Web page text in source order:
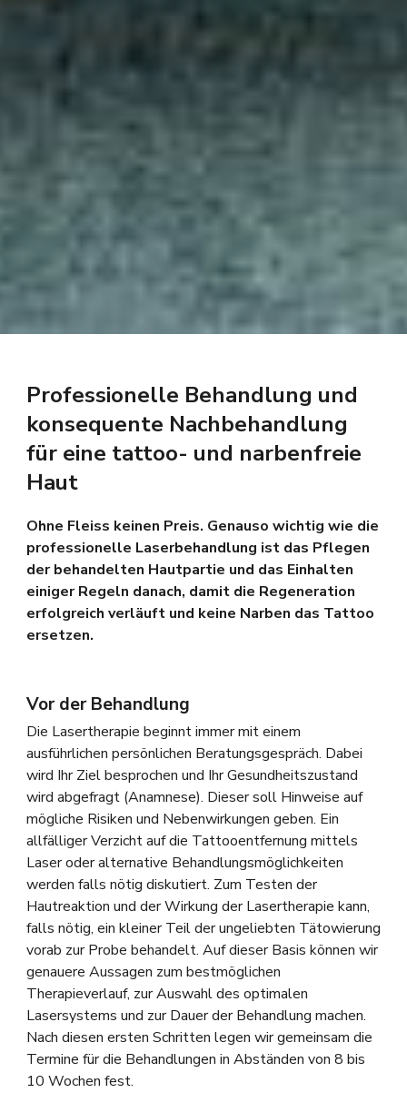
Professionelle Behandlung und
konsequente Nachbehandlung
für eine tattoo- und narbenfreie
Haut
Ohne Fleiss keinen Preis. Genauso wichtig wie die
professionelle Laserbehandlung ist das Pflegen
der behandelten Hautpartie und das Einhalten
einiger Regeln danach, damit die Regeneration
erfolgreich verläuft und keine Narben das Tattoo
ersetzen.
Vor der Behandlung
Die Lasertherapie beginnt immer mit einem
ausführlichen persönlichen Beratungsgespräch. Dabei
wird Ihr Ziel besprochen und Ihr Gesundheitszustand
wird abgefragt (Anamnese). Dieser soll Hinweise auf
mögliche Risiken und Nebenwirkungen geben. Ein
allfälliger Verzicht auf die Tattooentfernung mittels
Laser oder alternative Behandlungsmöglichkeiten
werden falls nötig diskutiert. Zum Testen der
Hautreaktion und der Wirkung der Lasertherapie kann,
falls nötig, ein kleiner Teil der ungeliebten Tätowierung
vorab zur Probe behandelt. Auf dieser Basis können wir
genauere Aussagen zum bestmöglichen
Therapieverlauf, zur Auswahl des optimalen
Lasersystems und zur Dauer der Behandlung machen.
Nach diesen ersten Schritten legen wir gemeinsam die
Termine für die Behandlungen in Abständen von 8 bis
10 Wochen fest.